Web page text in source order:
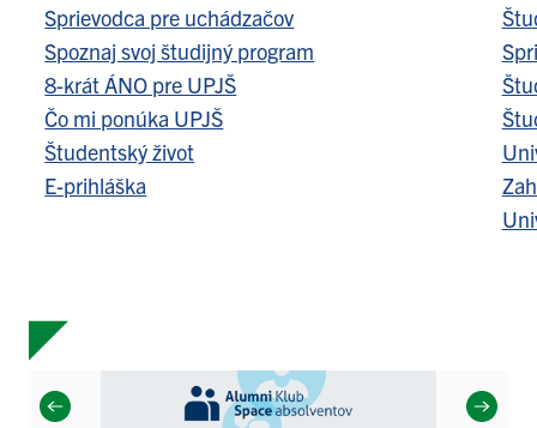
Sprievodca pre uchádzačov
Spoznaj svoj študijný program
8-krát ÁNO pre UPJŠ
Čo mi ponúka UPJŠ
Študentský život
E-prihláška